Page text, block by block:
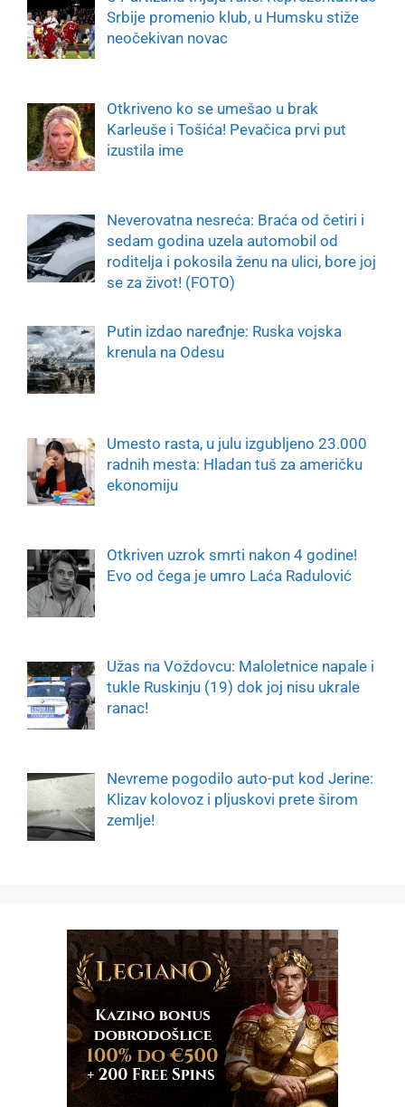
Srbije promenio klub, u Humsku stiže
neočekivan novac
Otkriveno ko se umešao u brak
Karleuše i Tošića! Pevačica prvi put
izustila ime
Neverovatna nesreća: Braća od četiri i
sedam godina uzela automobil od
roditelja i pokosila ženu na ulici, bore joj
se za život! (FOTO)
Putin izdao naređnje: Ruska vojska
krenula na Odesu
Umesto rasta, u julu izgubljeno 23.000
radnih mesta: Hladan tuš za američku
ekonomiju
Otkriven uzrok smrti nakon 4 godine!
Evo od čega je umro Laća Radulović
Užas na Voždovcu: Maloletnice napale i
tukle Ruskinju (19) dok joj nisu ukrale
ranac!
Nevreme pogodilo auto-put kod Jerine:
Klizav kolovoz i pljuskovi prete širom
zemlje!